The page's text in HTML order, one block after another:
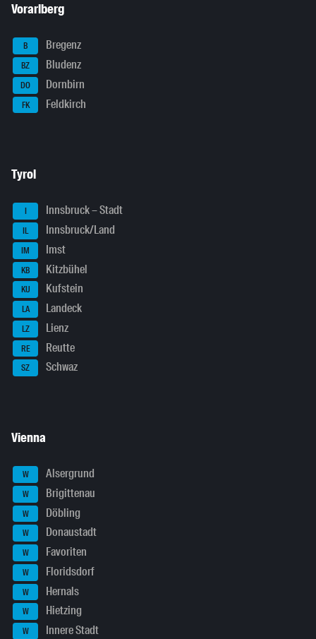
Vorarlberg
B Bregenz
BZ Bludenz
DO Dornbirn
FK Feldkirch
Tyrol
I Innsbruck – Stadt
IL Innsbruck/Land
IM Imst
KB Kitzbühel
KU Kufstein
LA Landeck
LZ Lienz
RE Reutte
SZ Schwaz
Vienna
W Alsergrund
W Brigittenau
W Döbling
W Donaustadt
W Favoriten
W Floridsdorf
W Hernals
W Hietzing
W Innere Stadt